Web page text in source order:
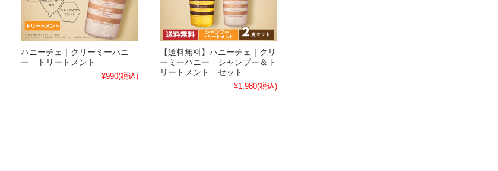
ハニーチェ｜クリーミーハニ
ー トリートメント
¥990(税込)
【送料無料】ハニーチェ｜クリ
ーミーハニー シャンプー＆ト
リートメント セット
¥1,980(税込)